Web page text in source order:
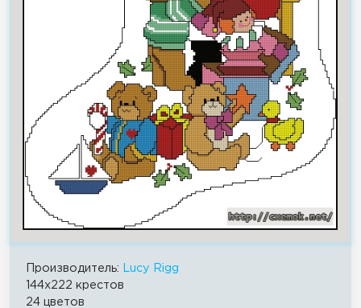
Производитель:
Lucy Rigg
144x222 крестов
24 цветов